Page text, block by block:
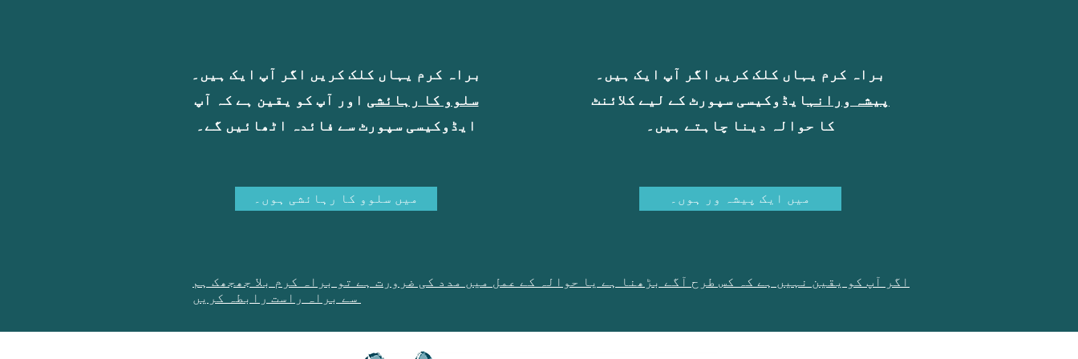
براہ کرم یہاں کلک کریں اگر آپ ایک ہیں۔
سلوو کا رہائشی اور آپ کو یقین ہے کہ آپ
ایڈوکیسی سپورٹ سے فائدہ اٹھائیں گے۔
میں سلوو کا رہائشی ہوں۔
براہ کرم یہاں کلک کریں اگر آپ ایک ہیں۔
پیشہ ورانہایڈوکیسی سپورٹ کے لیے کلائنٹ
کا حوالہ دینا چاہتے ہیں۔
میں ایک پیشہ ور ہوں۔
اگر آپ کو یقین نہیں ہے کہ کس طرح آگے بڑھنا ہے یا حوالہ کے عمل میں مدد کی ضرورت ہے تو براہ کرم بلا جھجھک ہم